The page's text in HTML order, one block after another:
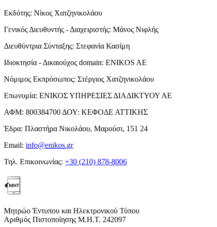
Εκδότης: Νίκος Χατζηνικολάου
Γενικός Διευθυντής - Διαχειριστής: Μάνος Νιφλής
Διευθύντρια Σύνταξης: Στεφανία Κασίμη
Ιδιοκτησία - Δικαιούχος domain: ENIKOS AE
Νόμιμος Εκπρόσωπος: Στέργιος Χατζηνικολάου
Επωνυμία: ΕΝΙΚΟΣ ΥΠΗΡΕΣΙΕΣ ΔΙΑΔΙΚΤΥΟΥ ΑΕ
ΑΦΜ: 800384700 ΔΟΥ: ΚΕΦΟΔΕ ΑΤΤΙΚΗΣ
Έδρα: Πλαστήρα Νικολάου, Μαρούσι, 151 24
Email: info@enikos.gr
Τηλ. Επικοινωνίας: +30 (210) 878-8006
Μητρώο Έντυπου και Ηλεκτρονικού Τύπου
Αριθμός Πιστοποίησης Μ.Η.Τ. 242097